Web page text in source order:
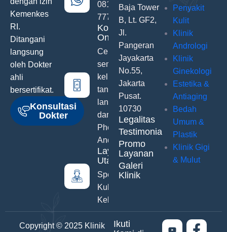
Kemenkes
RI.
Ditangani
langsung
oleh Dokter
ahli
bersertifikat.
Konsultasi
Dokter
0811-742-
777
Konsultasi
Online
Ceritakan
semua
keluhanmu
tanpa malu
langsung
dari Hand
Phone
Anda
Layanan
Utama
Spesialis
Kulit &
Kelamin
Baja Tower
B, Lt. GF2,
Jl.
Pangeran
Jayakarta
No.55,
Jakarta
Pusat.
10730
Legalitas
Testimonials
Promo
Layanan
Galeri
Klinik
Penyakit
Kulit
Klinik
Andrologi
Klinik
Ginekologi
Estetika &
Antiaging
Bedah
Umum &
Plastik
Klinik Gigi
& Mulut
Copyright © 2025 Klinik
Ikuti